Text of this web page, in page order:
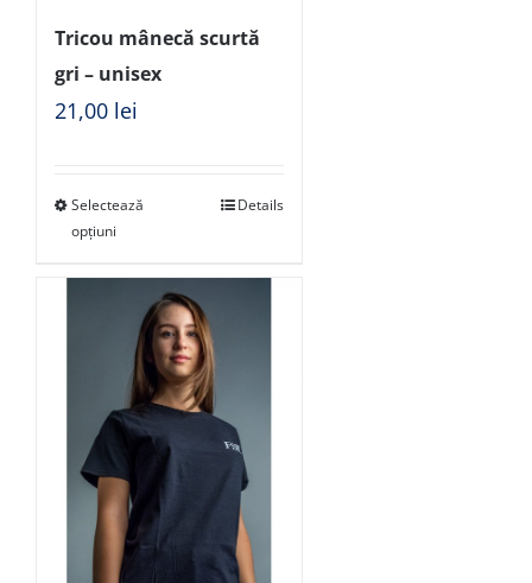
Tricou mânecă scurtă
gri – unisex
21,00 lei
Selectează
opțiuni
Details